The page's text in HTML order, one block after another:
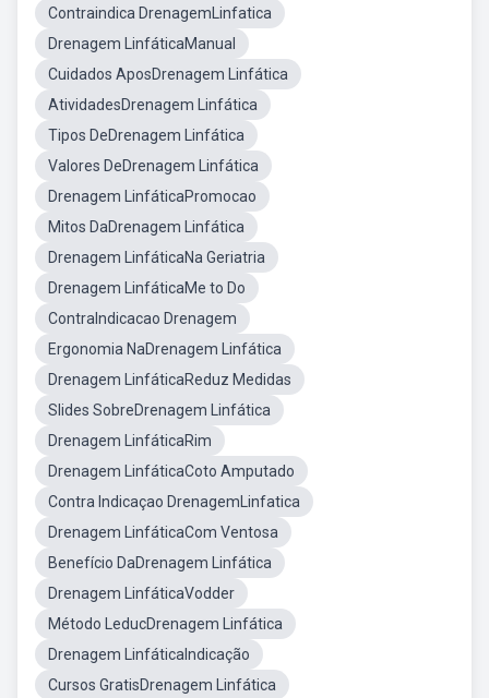
Contraindica DrenagemLinfatica
Drenagem LinfáticaManual
Cuidados AposDrenagem Linfática
AtividadesDrenagem Linfática
Tipos DeDrenagem Linfática
Valores DeDrenagem Linfática
Drenagem LinfáticaPromocao
Mitos DaDrenagem Linfática
Drenagem LinfáticaNa Geriatria
Drenagem LinfáticaMe to Do
ContraIndicacao Drenagem
Ergonomia NaDrenagem Linfática
Drenagem LinfáticaReduz Medidas
Slides SobreDrenagem Linfática
Drenagem LinfáticaRim
Drenagem LinfáticaCoto Amputado
Contra Indicaçao DrenagemLinfatica
Drenagem LinfáticaCom Ventosa
Benefício DaDrenagem Linfática
Drenagem LinfáticaVodder
Método LeducDrenagem Linfática
Drenagem LinfáticaIndicação
Cursos GratisDrenagem Linfática